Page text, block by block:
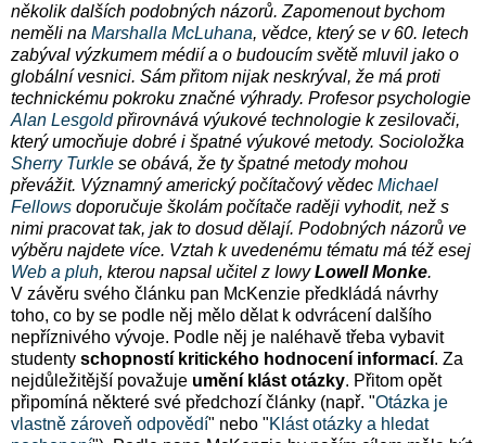
několik dalších podobných názorů. Zapomenout bychom
neměli na Marshalla McLuhana, vědce, který se v 60. letech
zabýval výzkumem médií a o budoucím světě mluvil jako o
globální vesnici. Sám přitom nijak neskrýval, že má proti
technickému pokroku značné výhrady. Profesor psychologie
Alan Lesgoldpřirovnává výukové technologie k zesilovači,
který umocňuje dobré i špatné výukové metody. Socioložka
Sherry Turkle se obává, že ty špatné metody mohou
převážit. Významný americký počítačový vědec Michael
Fellows doporučuje školám počítače raději vyhodit, než s
nimi pracovat tak, jak to dosud dělají. Podobných názorů ve
výběru najdete více. Vztah k uvedenému tématu má též esej
Web a pluh, kterou napsal učitel z IowyLowell Monke.
V závěru svého článku pan McKenzie předkládá návrhy
toho, co by se podle něj mělo dělat k odvrácení dalšího
nepříznivého vývoje. Podle něj je naléhavě třeba vybavit
studenty schopností kritického hodnocení informací. Za
nejdůležitější považuje umění klást otázky. Přitom opět
připomíná některé své předchozí články (např. "Otázka je
vlastně zároveň odpovědí" nebo "Klást otázky a hledat